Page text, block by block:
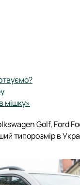
мішку»
Golf, Ford
типорозмір в